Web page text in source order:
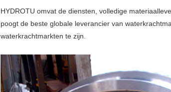
HYDROTU omvat de diensten, volledige
poogt de beste globale leverancier van
waterkrachtmarkten te zijn.